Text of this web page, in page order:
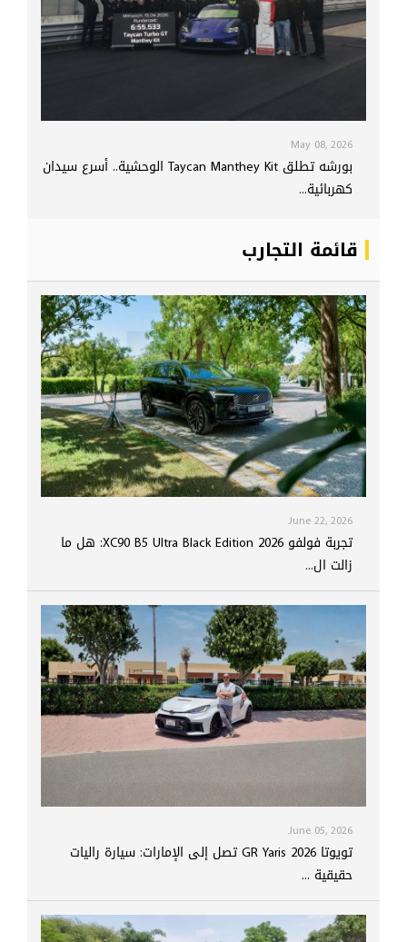
May 08, 2026
بورشه تطلق Taycan Manthey Kit الوحشية.. أسرع سيدان
كهربائية...
قائمة التجارب
June 22, 2026
تجربة فولفو XC90 B5 Ultra Black Edition 2026: هل ما
زالت ال...
June 05, 2026
تويوتا GR Yaris 2026 تصل إلى الإمارات: سيارة راليات
حقيقية ...